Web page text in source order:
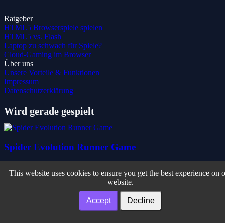
Ratgeber
HTML5 Browserspiele spielen
HTML5 vs. Flash
Laptop zu schwach für Spiele?
Cloud-Gaming im Browser
Über uns
Unsere Vorteile & Funktionen
Impressum
Datenschutzerklärung
Wird gerade gespielt
Spider Evolution Runner Game
This website uses cookies to ensure you get the best experience on
website.
Accept Decline